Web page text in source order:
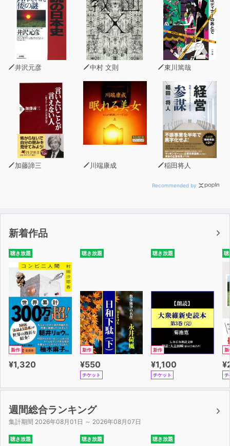
予定通りいかないのは、あなたの意志の問題ではありませ
ん。
「自分を思い通りに動かすためのちょっとしたコツ=セル
フコントロール法」を知らないだけなのです。
自分を思い通りに動かすための方法をお教えします。
その方法は、どれも簡単なアクションであり、
脳科学・心理学・医学などの研究で学術的・科学的に実証
されたものばかりです。
【本書の特徴】
1章は仕事、2章は生活全般、3章は体の健康、4章は心の
どれも心当たりがあるものばかりだと思います。
さらに、アンケートや調査結果を紹介しながら、項目ごと
に【考察】をして、
より深く「どうやって自己管理していくか」について説明
しています。
特徴2 世界中の研究結果をもとにした95のセルフコント
ロール法
本書で紹介しているセルフコントロール術は、
ます。
全部で95のセルフコントロール術を紹介しているので、
あなたに合う方法が見つけられるはずです。
井沢元彦 中村 文則 東川篤哉
加藤諦三 川端康成 稲田将人
Recommended by
新着作品
聴き放題
新作
¥1,320
聴き放題
新作
¥550
チケット
聴き放題
新作
¥1,100
チケット
聴
新
チ
週間総合ランキング
集計期間 2026年08月01日 ～ 2026年08月07日
聴き放題 聴き放題 聴き放題